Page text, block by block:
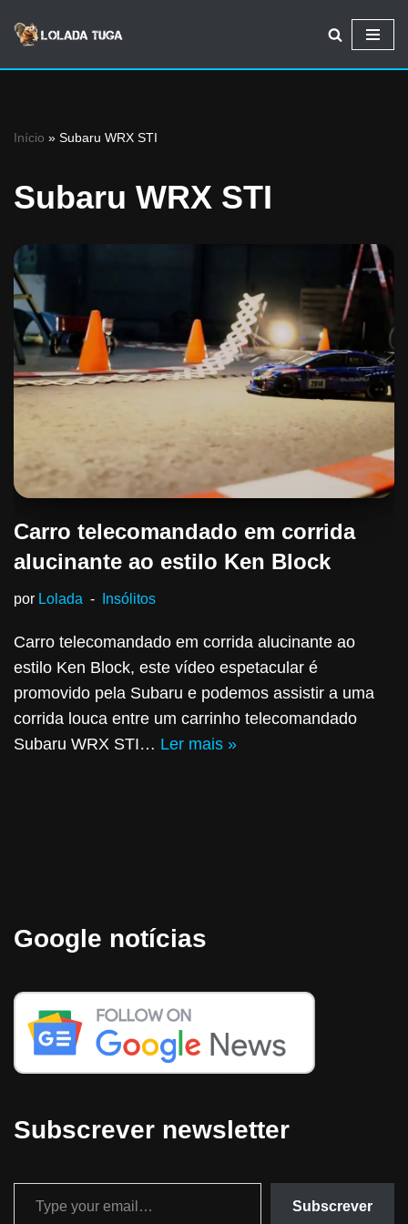
Avançar
Início » Subaru WRX STI
Subaru WRX STI
Carro telecomandado em corrida
alucinante ao estilo Ken Block
por Lolada Insólitos
Carro telecomandado em corrida alucinante ao
estilo Ken Block, este vídeo espetacular é
promovido pela Subaru e podemos assistir a uma
corrida louca entre um carrinho telecomandado
Subaru WRX STI… Ler mais »
Google notícias
Subscrever newsletter
Subscrever